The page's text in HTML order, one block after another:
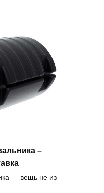
–
— вещь не из